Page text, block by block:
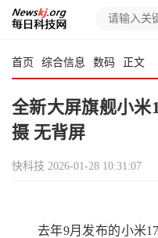
首页 综合信息 数码 正文
全新大屏旗舰小米
摄 无背屏
快科技 2026-01-28 10:31:07
去年9月发布的小米17